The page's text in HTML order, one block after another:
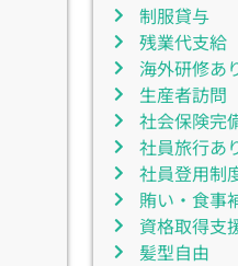
制服貸与
残業代支給
海外研修あ
生産者訪問
社会保険完
社員旅行あ
社員登用制
賄い・食事
資格取得支
髪型自由